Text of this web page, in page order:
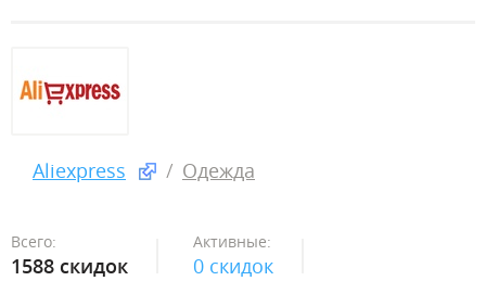
Aliexpress Одежда
Всего:
1588 скидок
Активные:
0 скидок